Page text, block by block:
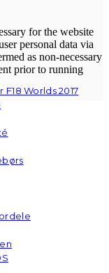
Worlds 2017
for the website
personal data via
as non-necessary
prior to running